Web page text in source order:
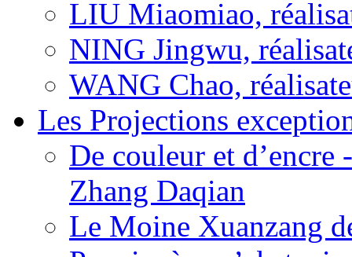
LIU Miaomiao,
NING Jingwu,
WANG Chao,
Les Projections
De couleur et
Zhang Daqian
Le Moine Xuanzang